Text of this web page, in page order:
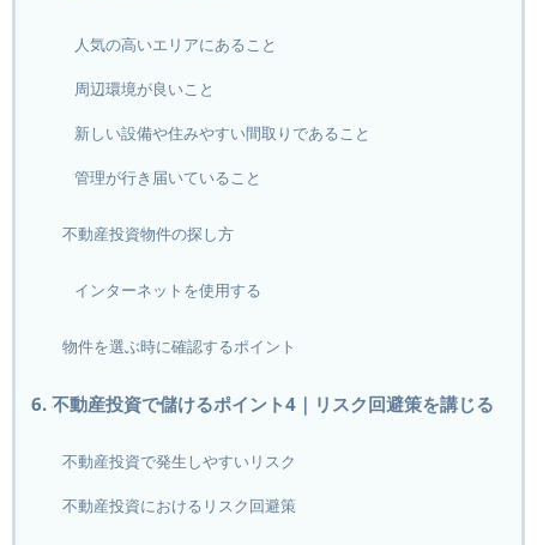
人気の高いエリアにあること
周辺環境が良いこと
新しい設備や住みやすい間取りであること
管理が行き届いていること
不動産投資物件の探し方
インターネットを使用する
物件を選ぶ時に確認するポイント
6. 不動産投資で儲けるポイント4｜リスク回避策を講じる
不動産投資で発生しやすいリスク
不動産投資におけるリスク回避策